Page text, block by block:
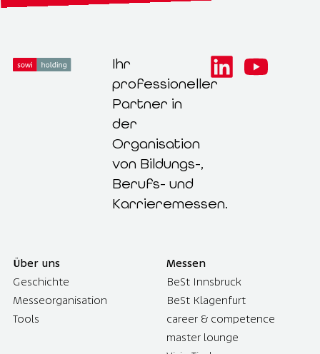
Ihr
professioneller
Partner in
der
Organisation
von Bildungs-,
Berufs- und
Karrieremessen.
Über uns
Geschichte
Messeorganisation
Tools
Messen
BeSt Innsbruck
BeSt Klagenfurt
career & competence
master lounge